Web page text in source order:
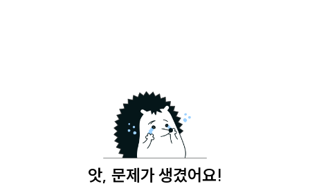
앗, 문제가 생겼어요!